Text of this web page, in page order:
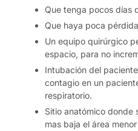
Que tenga pocos días
Que haya poca
Un equipo quirúrgico
espacio, para no
Intubación del
contagio en un
respiratorio.
Sitio anatómico donde
mas baja el área